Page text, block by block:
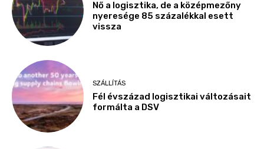
Nő a logisztika, de a középmezőny
nyeresége 85 százalékkal esett
vissza
SZÁLLÍTÁS
Fél évszázad logisztikai változásait
formálta a DSV